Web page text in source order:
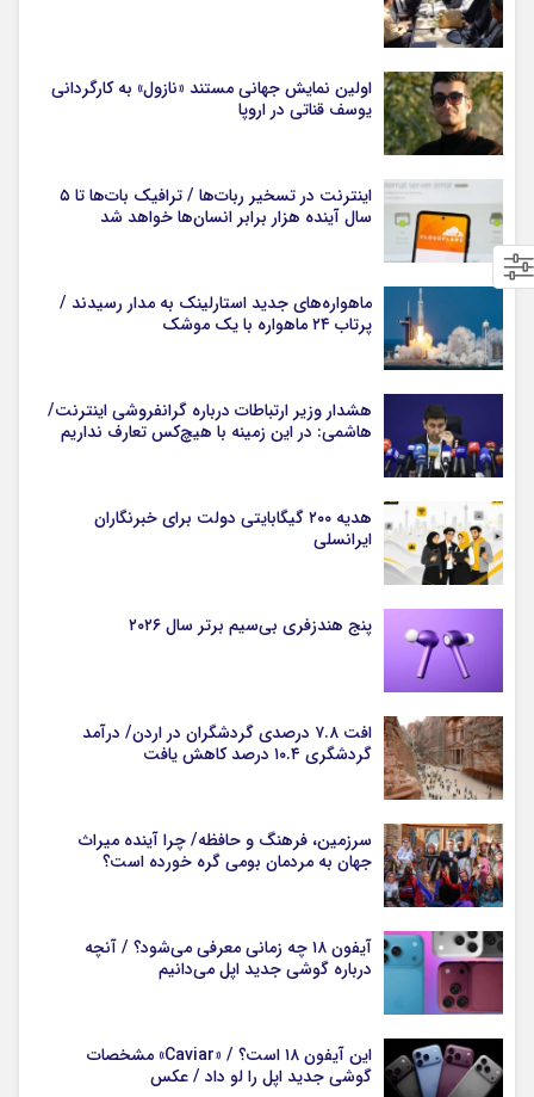
اولین نمایش جهانی مستند «نازول» به کارگردانی
یوسف قناتی در اروپا
اینترنت در تسخیر ربات‌ها / ترافیک بات‌ها تا ۵
سال آینده هزار برابر انسان‌ها خواهد شد
ماهواره‌های جدید استارلینک به مدار رسیدند /
پرتاب ۲۴ ماهواره با یک موشک
هشدار وزیر ارتباطات درباره گرانفروشی اینترنت/
هاشمی: در این زمینه با هیچ‌کس تعارف نداریم
هدیه ۲۰۰ گیگابایتی دولت برای خبرنگاران
ایرانسلی
پنج هندزفری بی‌سیم برتر سال ۲۰۲۶
افت ۷.۸ درصدی گردشگران در اردن/ درآمد
گردشگری ۱۰.۴ درصد کاهش یافت
سرزمین، فرهنگ و حافظه/ چرا آینده میراث
جهان به مردمان بومی گره خورده است؟
آیفون ۱۸ چه زمانی معرفی می‌شود؟ / آنچه
درباره گوشی جدید اپل می‌دانیم
این آیفون ۱۸ است؟ / «Caviar» مشخصات
گوشی جدید اپل را لو داد / عکس